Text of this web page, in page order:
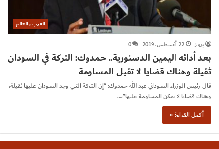
العرب والعالم
برواز
22 أغسطس، 2019 0
بعد أدائه اليمين الدستورية.. حمدوك: التركة في السودان
ثقيلة وهناك قضايا لا تقبل المساومة
قال رئيس الوزراء السوداني عبد الله حمدوك: “إن التركة التي وجد السودان عليها ثقيلة،
وهناك قضايا لا يمكن المساومة عليها”،…
أكمل القراءة »